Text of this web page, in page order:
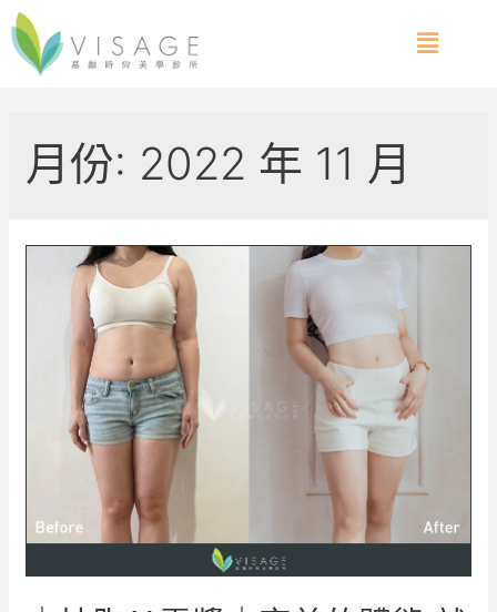
月份: 2022 年 11 月